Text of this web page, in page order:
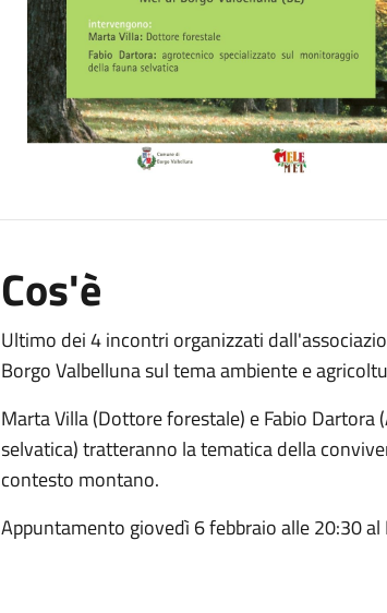
Cos'è
Ultimo dei 4 incontri organizzati
Borgo Valbelluna sul tema ambiente e
Marta Villa (Dottore forestale) e Fabio
selvatica) tratteranno la tematica della
contesto montano.
Appuntamento giovedì 6 febbraio alle 20:30